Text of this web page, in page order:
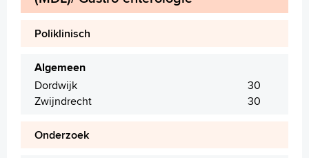
Poliklinisch
Algemeen
Dordwijk
30
Zwijndrecht
30
Onderzoek